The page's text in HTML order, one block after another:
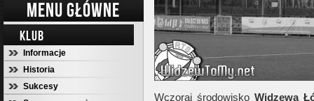
MENU GŁÓWNE
KLUB
Informacje
Historia
Sukcesy
Wczoraj środowisko Widzewa